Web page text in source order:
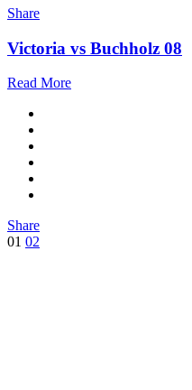
Share
Victoria vs Buchholz 08
Read More
Share
Seitennummerierung
01 02